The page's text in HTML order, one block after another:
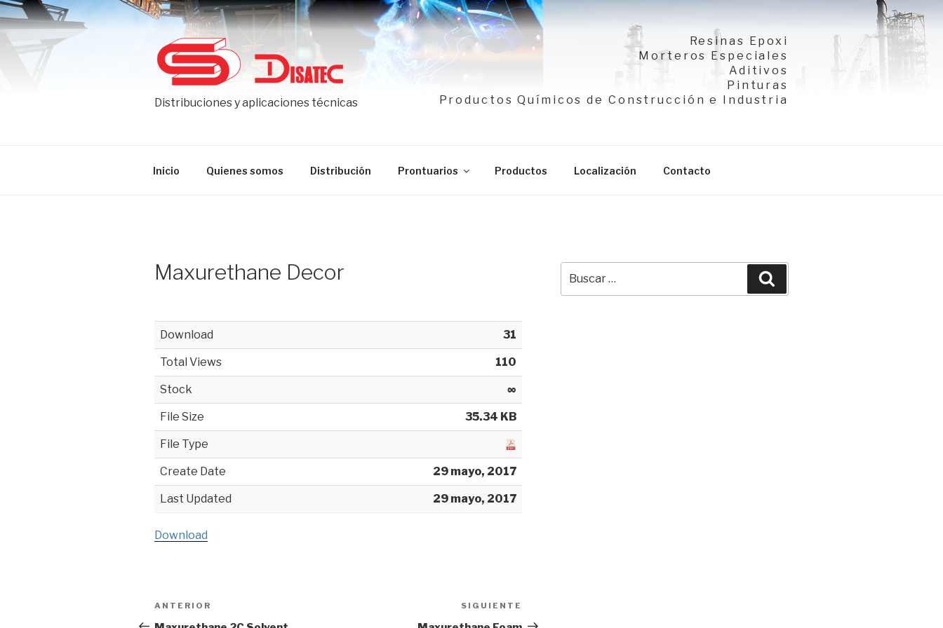
Ir
al
contenido
Resinas Epoxi
Morteros Especiales
Aditivos
Pinturas
Productos Químicos de Construcción e Industria
Distribuciones y aplicaciones técnicas
Inicio Quienes somos Distribución Prontuarios Productos Localización Contacto
Maxurethane Decor
Download 31
Total Views 110
Stock ∞
File Size 35.34 KB
File Type
Create Date 29 mayo, 2017
Last Updated 29 mayo, 2017
Download
Navegación
Entrada
anterior:
ANTERIOR
entrada
SIGUIENTE
por: